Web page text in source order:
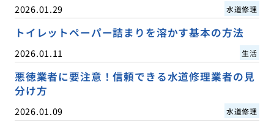
2026.01.29 水道修理
トイレットペーパー詰まりを溶かす基本の方法
2026.01.11 生活
悪徳業者に要注意！信頼できる水道修理業者の見
分け方
2026.01.09 水道修理